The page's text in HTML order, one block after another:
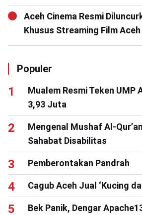
Aceh Cinema Resmi
Khusus Streaming Film Aceh
Populer
Mualem Resmi Teken UMP
3,93 Juta
Mengenal Mushaf Al-
Sahabat Disabilitas
Pemberontakan Pandrah
Cagub Aceh Jual ‘Kucing
Bek Panik, Dengar